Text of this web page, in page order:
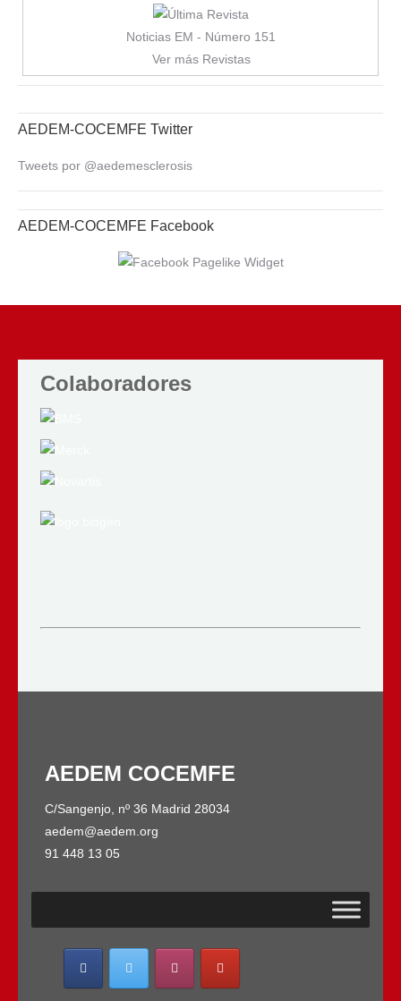
Noticias EM - Número 151
Ver más Revistas
AEDEM-COCEMFE Twitter
Tweets por @aedemesclerosis
AEDEM-COCEMFE Facebook
Colaboradores
AEDEM COCEMFE
C/Sangenjo, nº 36 Madrid 28034
aedem@aedem.org
91 448 13 05